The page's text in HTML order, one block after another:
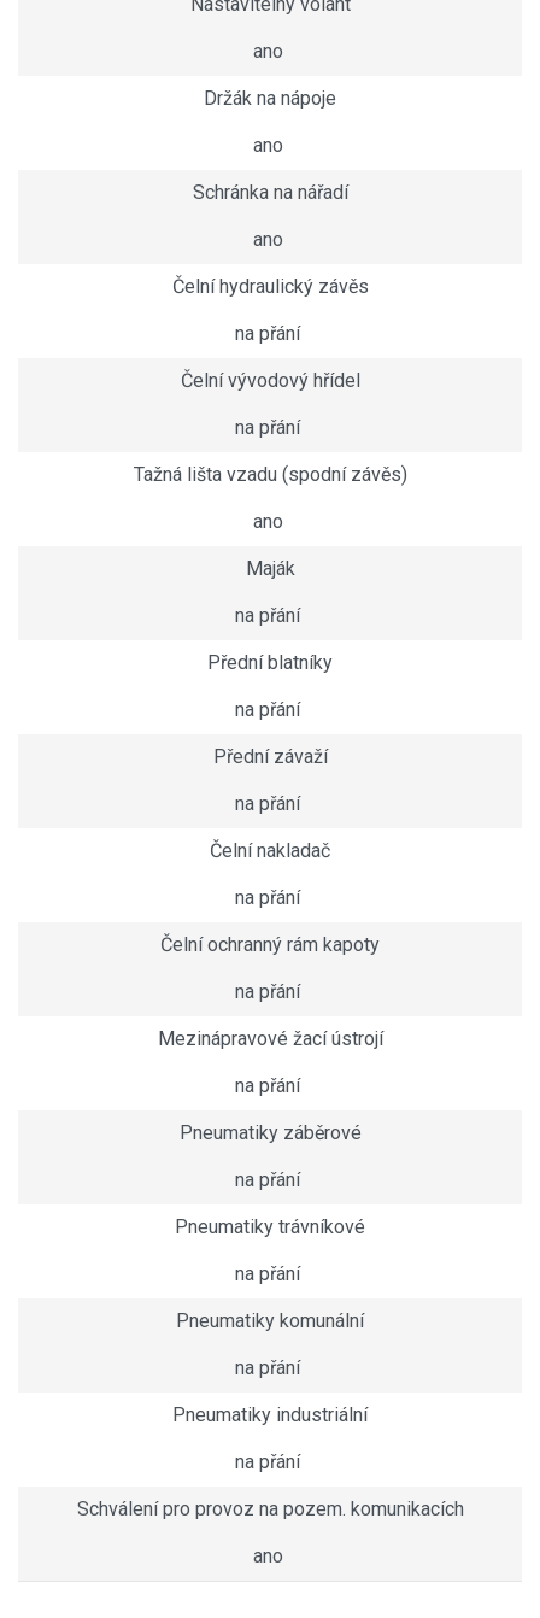
Nastavitelný volant
ano
Držák na nápoje
ano
Schránka na nářadí
ano
Čelní hydraulický závěs
na přání
Čelní vývodový hřídel
na přání
Tažná lišta vzadu (spodní závěs)
ano
Maják
na přání
Přední blatníky
na přání
Přední závaží
na přání
Čelní nakladač
na přání
Čelní ochranný rám kapoty
na přání
Mezinápravové žací ústrojí
na přání
Pneumatiky záběrové
na přání
Pneumatiky trávníkové
na přání
Pneumatiky komunální
na přání
Pneumatiky industriální
na přání
Schválení pro provoz na pozem. komunikacích
ano